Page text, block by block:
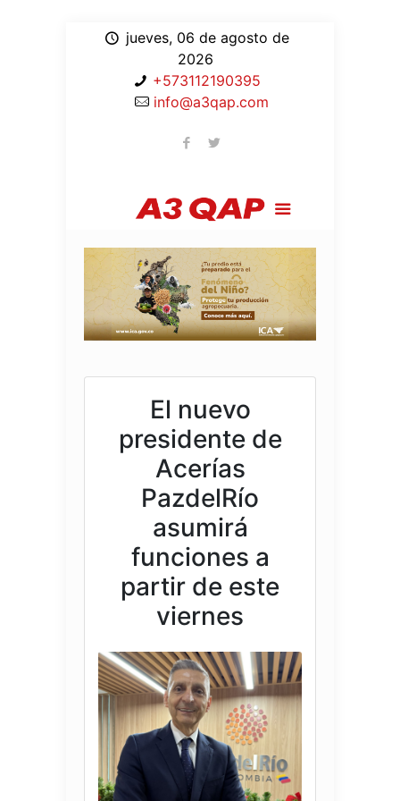
jueves, 06 de agosto de
2026
+573112190395
info@a3qap.com
El nuevo
presidente de
Acerías
PazdelRío
asumirá
funciones a
partir de este
viernes